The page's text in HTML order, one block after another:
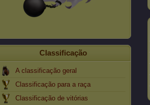
Classificação
A classificação geral
Classificação para a raça
Classificação de vitórias